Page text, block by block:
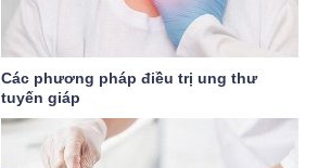
Các phương pháp điều trị ung thư
tuyến giáp